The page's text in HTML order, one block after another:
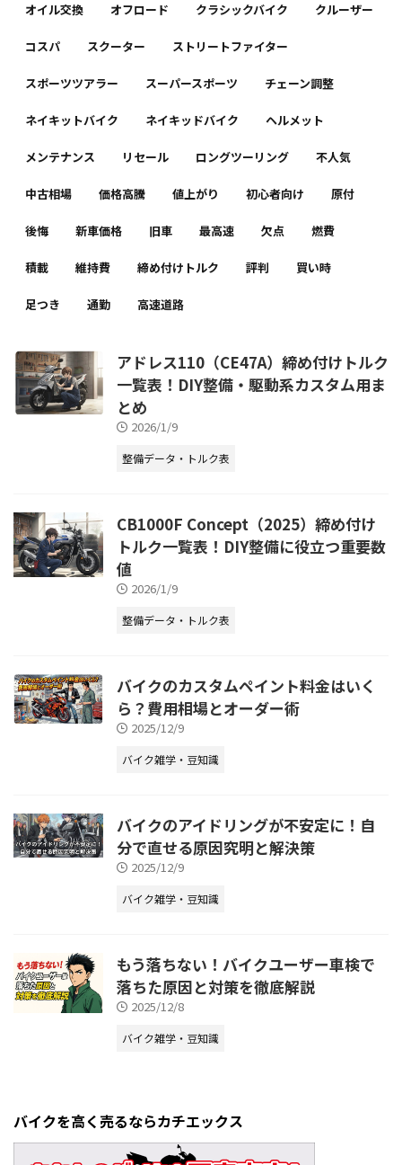
オイル交換 オフロード クラシックバイク クルーザー
コスパ スクーター ストリートファイター
スポーツツアラー スーパースポーツ チェーン調整
ネイキットバイク ネイキッドバイク ヘルメット
メンテナンス リセール ロングツーリング 不人気
中古相場 価格高騰 値上がり 初心者向け 原付
後悔 新車価格 旧車 最高速 欠点 燃費
積載 維持費 締め付けトルク 評判 買い時
足つき 通勤 高速道路
アドレス110（CE47A）締め付けトルク
一覧表！DIY整備・駆動系カスタム用ま
とめ
2026/1/9
整備データ・トルク表
CB1000F Concept（2025）締め付け
トルク一覧表！DIY整備に役立つ重要数
値
2026/1/9
整備データ・トルク表
バイクのカスタムペイント料金はいく
ら？費用相場とオーダー術
2025/12/9
バイク雑学・豆知識
バイクのアイドリングが不安定に！自
分で直せる原因究明と解決策
2025/12/9
バイク雑学・豆知識
もう落ちない！バイクユーザー車検で
落ちた原因と対策を徹底解説
2025/12/8
バイク雑学・豆知識
バイクを高く売るならカチエックス